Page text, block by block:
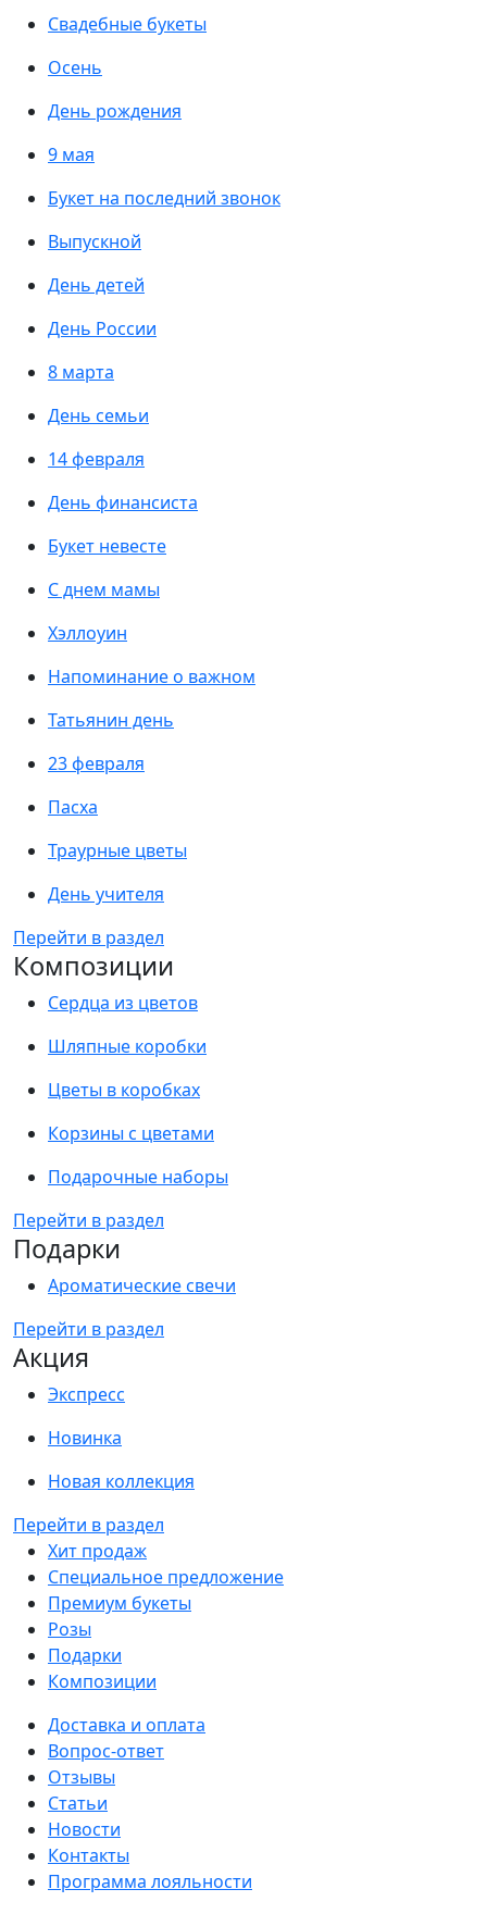
Свадебные букеты
Осень
День рождения
9 мая
Букет на последний звонок
Выпускной
День детей
День России
8 марта
День семьи
14 февраля
День финансиста
Букет невесте
С днем мамы
Хэллоуин
Напоминание о важном
Татьянин день
23 февраля
Пасха
Траурные цветы
День учителя
Перейти в раздел
Композиции
Сердца из цветов
Шляпные коробки
Цветы в коробках
Корзины с цветами
Подарочные наборы
Перейти в раздел
Подарки
Ароматические свечи
Перейти в раздел
Акция
Экспресс
Новинка
Новая коллекция
Перейти в раздел
Хит продаж
Специальное предложение
Премиум букеты
Розы
Подарки
Композиции
Доставка и оплата
Вопрос-ответ
Отзывы
Статьи
Новости
Контакты
Программа лояльности